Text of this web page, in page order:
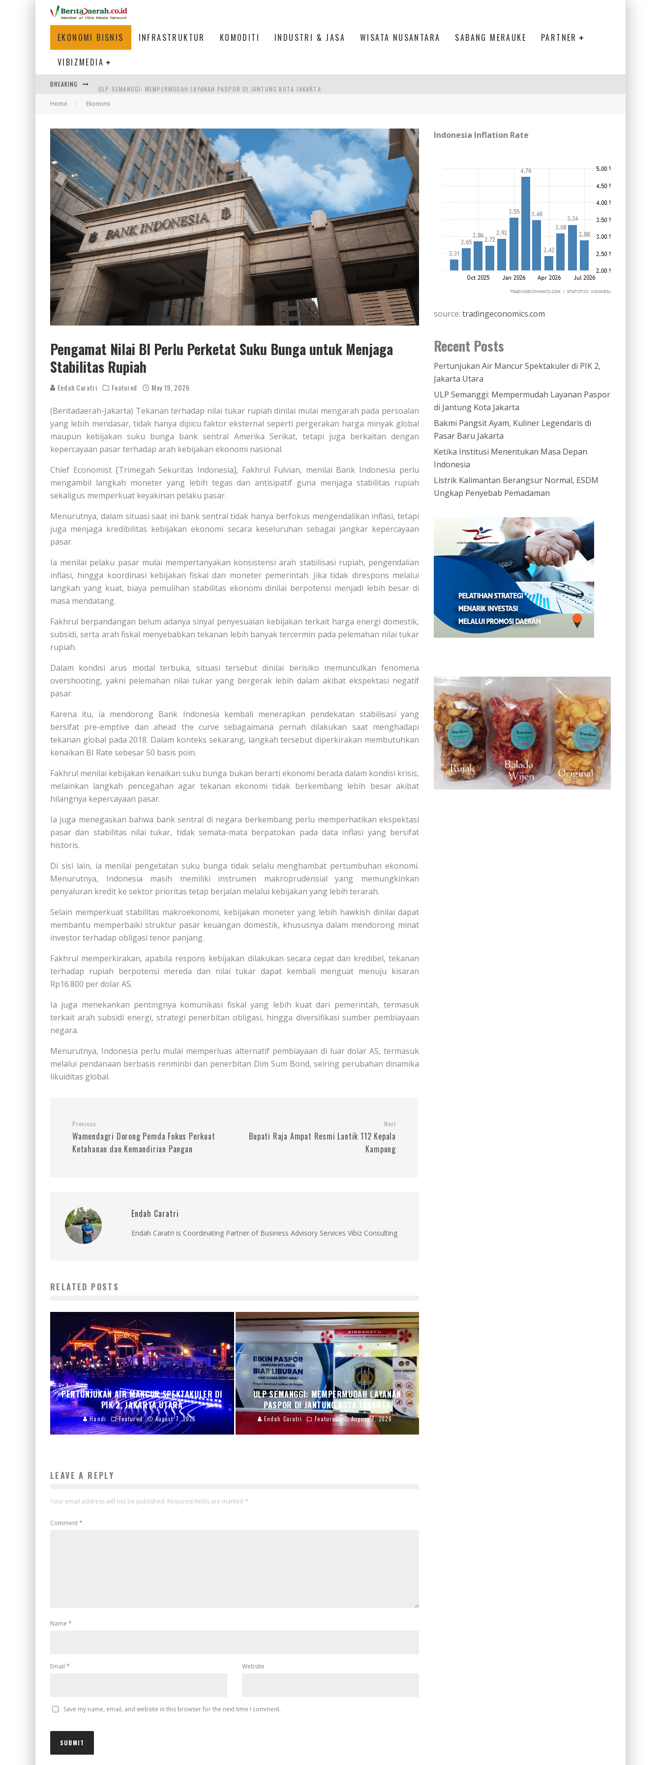
EKONOMI BISNIS INFRASTRUKTUR KOMODITI INDUSTRI & JASA WISATA NUSANTARA SABANG MERAUKE PARTNER
VIBIZMEDIA
BREAKING
BAKMI PANGSIT AYAM, KULINER LEGENDARIS DI PASAR BARU JAKARTA
PERTUNJUKAN AIR MANCUR SPEKTAKULER DI PIK 2, JAKARTA UTARA
Home Ekonomi
Pengamat Nilai BI Perlu Perketat Suku Bunga untuk Menjaga
Stabilitas Rupiah
Endah Caratri Featured May 19, 2026
(Beritadaerah-Jakarta) Tekanan terhadap nilai tukar rupiah dinilai mulai mengarah pada persoalan
yang lebih mendasar, tidak hanya dipicu faktor eksternal seperti pergerakan harga minyak global
maupun kebijakan suku bunga bank sentral Amerika Serikat, tetapi juga berkaitan dengan
kepercayaan pasar terhadap arah kebijakan ekonomi nasional.
Chief Economist [Trimegah Sekuritas Indonesia], Fakhrul Fulvian, menilai Bank Indonesia perlu
mengambil langkah moneter yang lebih tegas dan antisipatif guna menjaga stabilitas rupiah
sekaligus memperkuat keyakinan pelaku pasar.
Menurutnya, dalam situasi saat ini bank sentral tidak hanya berfokus mengendalikan inflasi, tetapi
juga menjaga kredibilitas kebijakan ekonomi secara keseluruhan sebagai jangkar kepercayaan
pasar.
Ia menilai pelaku pasar mulai mempertanyakan konsistensi arah stabilisasi rupiah, pengendalian
inflasi, hingga koordinasi kebijakan fiskal dan moneter pemerintah. Jika tidak direspons melalui
langkah yang kuat, biaya pemulihan stabilitas ekonomi dinilai berpotensi menjadi lebih besar di
masa mendatang.
Fakhrul berpandangan belum adanya sinyal penyesuaian kebijakan terkait harga energi domestik,
subsidi, serta arah fiskal menyebabkan tekanan lebih banyak tercermin pada pelemahan nilai tukar
rupiah.
Dalam kondisi arus modal terbuka, situasi tersebut dinilai berisiko memunculkan fenomena
overshooting, yakni pelemahan nilai tukar yang bergerak lebih dalam akibat ekspektasi negatif
pasar.
Karena itu, ia mendorong Bank Indonesia kembali menerapkan pendekatan stabilisasi yang
bersifat pre-emptive dan ahead the curve sebagaimana pernah dilakukan saat menghadapi
tekanan global pada 2018. Dalam konteks sekarang, langkah tersebut diperkirakan membutuhkan
kenaikan BI Rate sebesar 50 basis poin.
Fakhrul menilai kebijakan kenaikan suku bunga bukan berarti ekonomi berada dalam kondisi krisis,
melainkan langkah pencegahan agar tekanan ekonomi tidak berkembang lebih besar akibat
hilangnya kepercayaan pasar.
Ia juga menegaskan bahwa bank sentral di negara berkembang perlu memperhatikan ekspektasi
pasar dan stabilitas nilai tukar, tidak semata-mata berpatokan pada data inflasi yang bersifat
historis.
Di sisi lain, ia menilai pengetatan suku bunga tidak selalu menghambat pertumbuhan ekonomi.
Menurutnya, Indonesia masih memiliki instrumen makroprudensial yang memungkinkan
penyaluran kredit ke sektor prioritas tetap berjalan melalui kebijakan yang lebih terarah.
Selain memperkuat stabilitas makroekonomi, kebijakan moneter yang lebih hawkish dinilai dapat
membantu memperbaiki struktur pasar keuangan domestik, khususnya dalam mendorong minat
investor terhadap obligasi tenor panjang.
Fakhrul memperkirakan, apabila respons kebijakan dilakukan secara cepat dan kredibel, tekanan
terhadap rupiah berpotensi mereda dan nilai tukar dapat kembali menguat menuju kisaran
Rp16.800 per dolar AS.
Ia juga menekankan pentingnya komunikasi fiskal yang lebih kuat dari pemerintah, termasuk
terkait arah subsidi energi, strategi penerbitan obligasi, hingga diversifikasi sumber pembiayaan
negara.
Menurutnya, Indonesia perlu mulai memperluas alternatif pembiayaan di luar dolar AS, termasuk
melalui pendanaan berbasis renminbi dan penerbitan Dim Sum Bond, seiring perubahan dinamika
likuiditas global.
Previous
Wamendagri Dorong Pemda Fokus Perkuat
Ketahanan dan Kemandirian Pangan
Next
Bupati Raja Ampat Resmi Lantik 112 Kepala
Kampung
Endah Caratri
Endah Caratri is Coordinating Partner of Business Advisory Services Vibiz Consulting
RELATED POSTS
PERTUNJUKAN AIR MANCUR SPEKTAKULER DI
PIK 2, JAKARTA UTARA
Handi Featured August 7, 2026
ULP SEMANGGI: MEMPERMUDAH LAYANAN
PASPOR DI JANTUNG KOTA JAKARTA
Endah Caratri Featured August 7, 2026
LEAVE A REPLY
Your email address will not be published. Required fields are marked *
Comment*
Name *
Email * Website
Save my name, email, and website in this browser for the next time I comment.
Indonesia Inflation Rate
source: tradingeconomics.com
Recent Posts
Pertunjukan Air Mancur Spektakuler di PIK 2,
Jakarta Utara
ULP Semanggi: Mempermudah Layanan Paspor
di Jantung Kota Jakarta
Bakmi Pangsit Ayam, Kuliner Legendaris di
Pasar Baru Jakarta
Ketika Institusi Menentukan Masa Depan
Indonesia
Listrik Kalimantan Berangsur Normal, ESDM
Ungkap Penyebab Pemadaman